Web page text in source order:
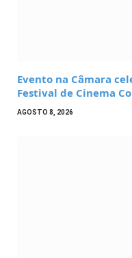
Evento na Câmara
Festival de Cinema
AGOSTO 8, 2026